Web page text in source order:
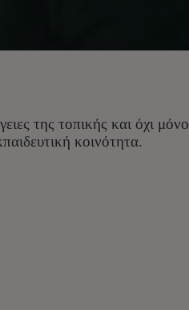
της τοπικής και όχι μόνο
κοινότητα.